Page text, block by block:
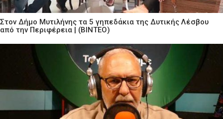
Στον Δήμο Μυτιλήνης τα 5 γηπεδάκια της Δυτικής Λέσβου
από την Περιφέρεια | (ΒΙΝΤΕΟ)